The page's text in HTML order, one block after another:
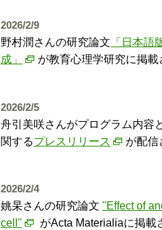
2026/2/9
野村潤さんの研究論文 「日本
成」
が教育心理学研究に掲
2026/2/5
舟引美咲さんがプログラム内容
関するプレスリリース が配信
2026/2/4
姚杲さんの研究論文 "Effect of
cell"
がActa Materialiaに掲載